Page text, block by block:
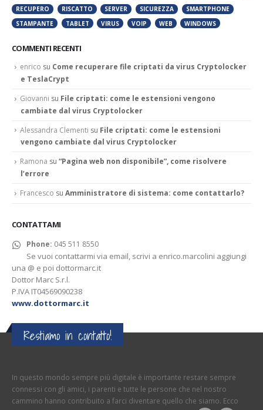
RECUPERO
RISCATTO SERVER SICUREZZA
SMARTPHONE
STAMPANTE
TABLET VIRUS VOIP WEB WINDOWS
COMMENTI RECENTI
enrico su Come recuperare file criptati da virus Cryptolocker
e TeslaCrypt
Giovanni su File criptati: come le estensioni vengono
cambiate dal virus Cryptolocker
Alessandra Clementi su File criptati: come le estensioni
vengono cambiate dal virus Cryptolocker
Ramona su “Pagina web non disponibile”, come risolvere
l’errore
Francesco su Amministratore di sistema: come contattarlo?
CONTATTAMI
Phone: 045 511 8550
Se vuoi contattarmi via email, scrivi a enrico.marcolini aggiungi
una @ e poi dottormarc.it
Dottor Marc S.r.l.
P.IVA IT04569090238
www.dottormarc.it
Restiamo in contatto!
In questo mondo sempre più digitale è importante restare sempre
connessi con gli amici, i parenti e tutte le persone che nel nostro
cammino hanno contribuito a farci diventare quello che siamo. Ecco